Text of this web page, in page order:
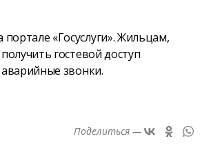
«Госуслуги». Жильцам,
гостевой доступ
звонки.
Поделиться —